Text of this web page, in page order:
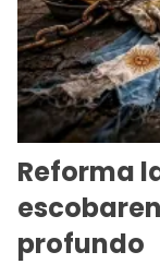
Reforma
profundo